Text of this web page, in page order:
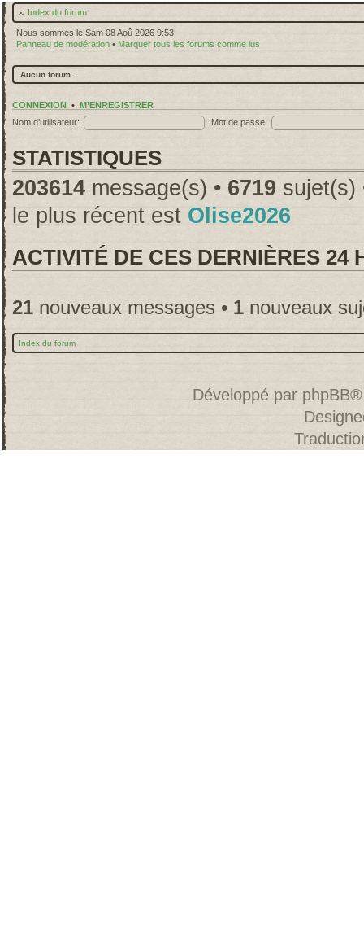
Index du forum
Nous sommes le Sam 08 Aoû 2026 9:53
Panneau de modération • Marquer tous les forums comme lus
Aucun forum.
CONNEXION • M’ENREGISTRER
Nom d’utilisateur:
Mot de passe:
STATISTIQUES
203614 message(s) • 6719 sujet(s)
le plus récent est Olise2026
ACTIVITÉ DE CES DERNIÈRES 24
21 nouveaux messages • 1 nouveaux
Index du forum
Développé par phpBB®